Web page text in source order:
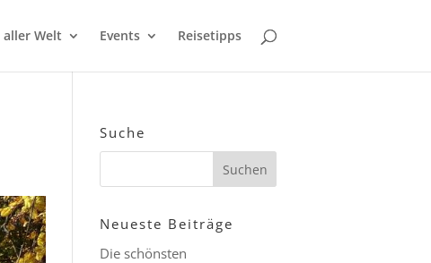
aller Welt Events Reisetipps
Suche
Neueste Beiträge
Die schönsten